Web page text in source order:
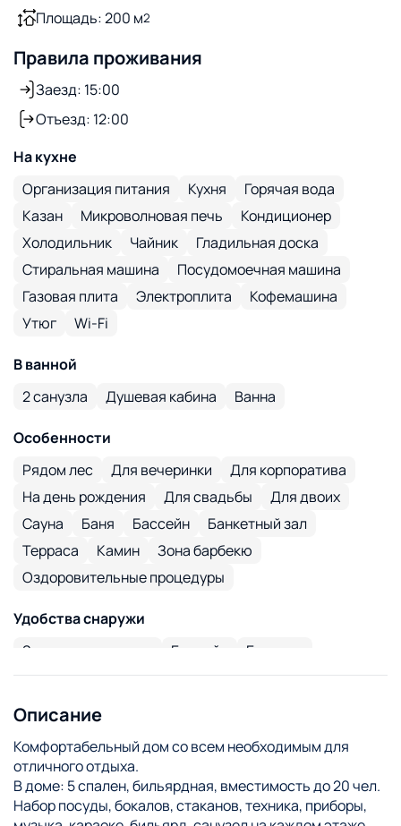
Площадь: 200 м2
Правила проживания
Заезд: 15:00
Отъезд: 12:00
На кухне
Организация питания
Кухня
Горячая вода
Казан
Микроволновая печь
Кондиционер
Холодильник
Чайник
Гладильная доска
Стиральная машина
Посудомоечная машина
Газовая плита
Электроплита
Кофемашина
Утюг
Wi-Fi
В ванной
2 санузла
Душевая кабина Ванна
Особенности
Рядом лес
Для вечеринки
Для корпоратива
На день рождения
Для свадьбы
Для двоих
Сауна
Баня Бассейн
Банкетный зал
Терраса
Камин
Зона барбекю
Оздоровительные процедуры
Удобства снаружи
Закрытая парковка
Бассейн
Беседка
Бильярд
Качели
Оздоровительные процедуры
Пешие прогулки
Описание
Комфортабельный дом со всем необходимым для
отличного отдыха.
В доме: 5 спален, бильярдная, вместимость до 20 чел.
Набор посуды, бокалов, стаканов, техника, приборы,